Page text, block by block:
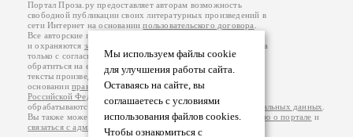
Мы используем файлы cookie
для улучшения работы сайта.
Оставаясь на сайте, вы
соглашаетесь с условиями
использования файлов cookies.
Чтобы ознакомиться с
Портал Проза.ру предоставляет авторам возможность
свободной публикации своих литературных произведений в
сети Интернет на основаниипользовательского договора
Все авторские права на произведения принадлежат авторам
и охраняются законом
. Перепечатка произведений возможна
только с согласия его автора, к которому вы можете
обратиться на его авторской странице. Ответственность за
тексты произведений авторы несут самостоятельно на
основанииправил публикацииизаконодательства
Российской Федерации
обрабатываются на основанииПолитики обработки персональных данных
Вы также можете посмотреть более подробнуюинформацию о портале и
связаться с администрацией